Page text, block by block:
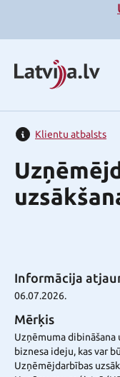
Klientu atbalsts
Informācija
06.07.2026.
Mērķis
Uzņēmuma dibināšana
biznesa ideju, kas var
Uzņēmējdarbības